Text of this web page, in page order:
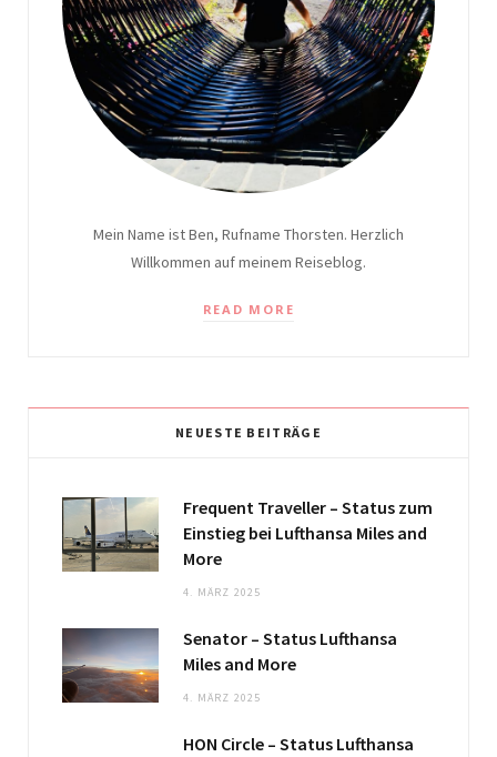
Mein Name ist Ben, Rufname Thorsten. Herzlich
Willkommen auf meinem Reiseblog.
READ MORE
NEUESTE BEITRÄGE
Frequent Traveller – Status zum
Einstieg bei Lufthansa Miles and
More
4. MÄRZ 2025
Senator – Status Lufthansa
Miles and More
4. MÄRZ 2025
HON Circle – Status Lufthansa